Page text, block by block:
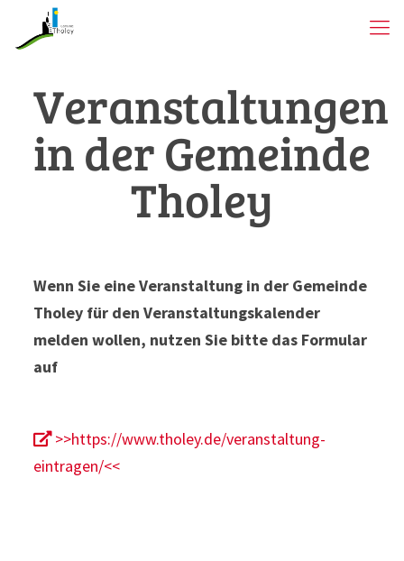
Veranstaltungen
in der Gemeinde
Tholey
Wenn Sie eine Veranstaltung in der Gemeinde
Tholey für den Veranstaltungskalender
melden wollen, nutzen Sie bitte das Formular
auf
>>https://www.tholey.de/veranstaltung-
eintragen/<<